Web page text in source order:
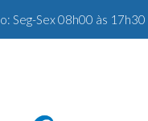
Seg-Sex 08h00 às 17h30